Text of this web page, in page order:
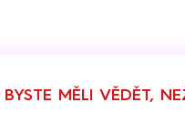
MĚLI VĚDĚT,